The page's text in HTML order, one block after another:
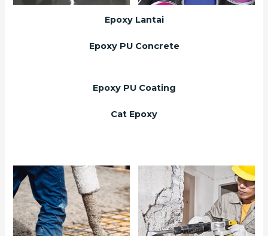
Epoxy Lantai
Epoxy PU Concrete
Epoxy PU Coating
Cat Epoxy